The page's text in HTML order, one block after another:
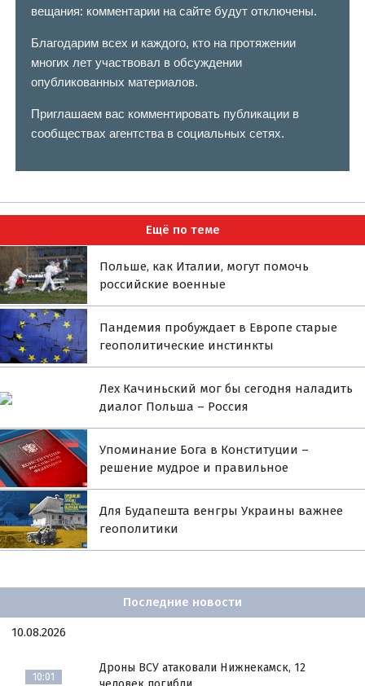
вещания: комментарии на сайте будут отключены.
Благодарим всех и каждого, кто на протяжении
многих лет участвовал в обсуждении
опубликованных материалов.
Приглашаем вас комментировать публикации в
сообществах агентства в социальных сетях.
Ещё по теме
Польше, как Италии, могут помочь
российские военные
Пандемия пробуждает в Европе старые
геополитические инстинкты
Лех Качиньский мог бы сегодня наладить
диалог Польша – Россия
Упоминание Бога в Конституции –
решение мудрое и правильное
Для Будапешта венгры Украины важнее
геополитики
Последние новости
10.08.2026
10:01
Дроны ВСУ атаковали Нижнекамск, 12